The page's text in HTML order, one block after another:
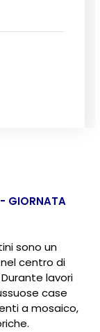
GIORNATA
sono un
centro di
lavori
case
a mosaico,